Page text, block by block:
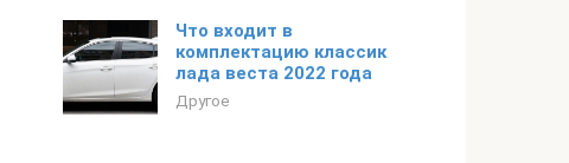
Что входит в
комплектацию классик
лада веста 2022 года
Другое